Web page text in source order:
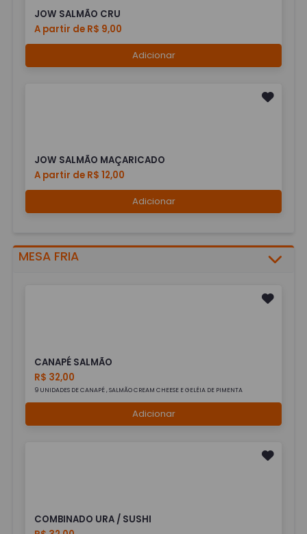
JOW SALMÃO CRU
A partir de R$ 9,00
Adicionar
JOW SALMÃO MAÇARICADO
A partir de R$ 12,00
Adicionar
MESA FRIA
CANAPÉ SALMÃO
R$ 32,00
9 UNIDADES DE CANAPÉ , SALMÃO CREAM CHEESE E GELÉIA DE PIMENTA
Adicionar
COMBINADO URA / SUSHI